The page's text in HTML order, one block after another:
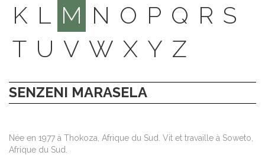
K L M N O P Q R S
T U V W X Y Z
SENZENI MARASELA
Née en 1977 à Thokoza, Afrique du Sud. Vit et travaille à Soweto,
Afrique du Sud.